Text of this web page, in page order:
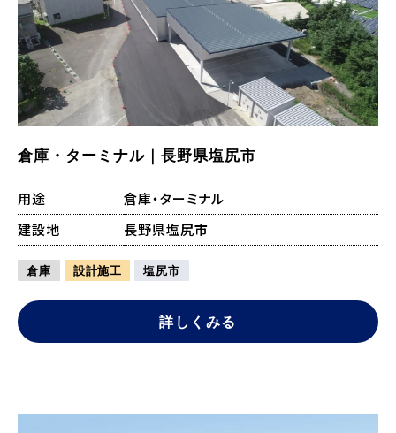
倉庫・ターミナル｜長野県塩尻市
用途
倉庫・ターミナル
建設地
長野県塩尻市
倉庫 設計施工 塩尻市
詳しくみる